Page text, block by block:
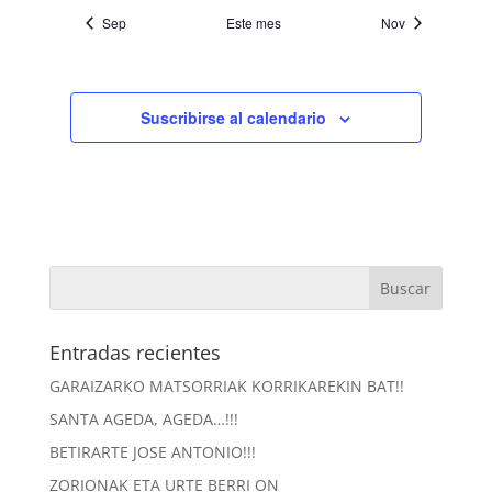
Sep Este mes Nov
Suscribirse al calendario
Entradas recientes
GARAIZARKO MATSORRIAK KORRIKAREKIN BAT!!
SANTA AGEDA, AGEDA…!!!
BETIRARTE JOSE ANTONIO!!!
ZORIONAK ETA URTE BERRI ON